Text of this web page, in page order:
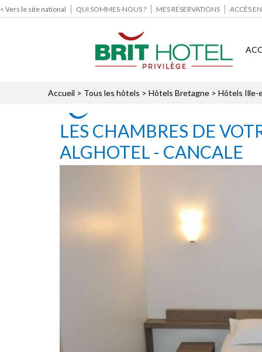
< Vers le site national QUI SOMMES-NOUS ? MES RÉSERVATIONS ACCÈS
Accueil > Tous les hôtels > Hôtels Bretagne > Hôtels Ille-
LES CHAMBRES DE
ALGHOTEL - CANCALE